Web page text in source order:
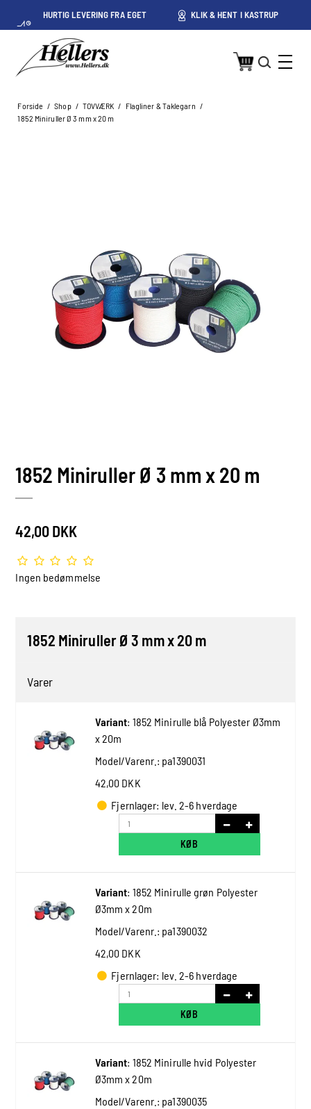
HURTIG LEVERING FRA EGET
LAGER I KASTRUP
KLIK & HENT I KASTRUP
Forside / Shop / TOVVÆRK / Flagliner & Taklegarn /
1852 Miniruller Ø 3 mm x 20 m
1852 Miniruller Ø 3 mm x 20 m
42,00 DKK
Ingen bedømmelse
1852 Miniruller Ø 3 mm x 20 m
Varer
Variant: 1852 Minirulle blå Polyester Ø3mm
x 20m
Model/Varenr.: pa1390031
42,00 DKK
Fjernlager: lev. 2-6 hverdage
KØB
Variant: 1852 Minirulle grøn Polyester
Ø3mm x 20m
Model/Varenr.: pa1390032
42,00 DKK
Fjernlager: lev. 2-6 hverdage
KØB
Variant: 1852 Minirulle hvid Polyester
Ø3mm x 20m
Model/Varenr.: pa1390035